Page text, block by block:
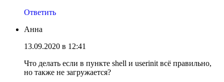
Ответить
Анна
13.09.2020 в 12:41
Что делать если в пункте shell и userinit всё правильно,
но также не загружается?